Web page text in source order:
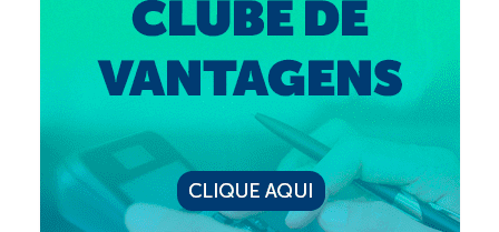
Eleições
Fiscalização
Responsabilidade Técnica
Legislações
Decisões